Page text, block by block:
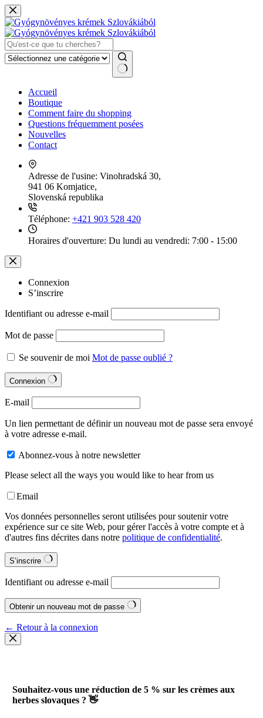
Passer
au
contenu
résultatAccueil
Boutique
Comment faire du shopping
Questions fréquemment posées
Nouvelles
Contact
Adresse de l'usine: Vinohradská 30,
941 06 Komjatice,
Slovenská republika
Téléphone: +421 903 528 420
Horaires d'ouverture: Du lundi au vendredi: 7:00 - 15:00
Connexion
S’inscrire
Identifiant ou adresse e-mail
Mot de passe
Se souvenir de moi Mot de passe oublié ?
Connexion
E-mail
Un lien permettant de définir un nouveau mot de passe sera envoyé
à votre adresse e-mail.
Abonnez-vous à notre newsletter
Please select all the ways you would like to hear from us
Email
Vos données personnelles seront utilisées pour soutenir votre
expérience sur ce site Web, pour gérer l'accès à votre compte et à
d'autres fins décrites dans notre politique de confidentialité.
S’inscrire
Identifiant ou adresse e-mail
Obtenir un nouveau mot de passe
← Retour à la connexion
Souhaitez-vous une réduction de 5 % sur les crèmes aux
herbes slovaques ? 👋